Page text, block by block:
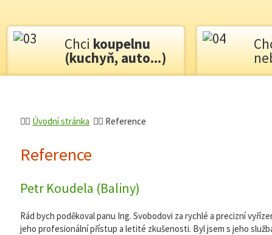
Chci koupelnu
(kuchyň, auto...)
Úvodní stránka Reference
Reference
Petr Koudela (Baliny)
Rád bych poděkoval panu Ing. Svobodovi za rychlé a precizní
jeho profesionální přístup a letité zkušenosti. Byl jsem s jeho